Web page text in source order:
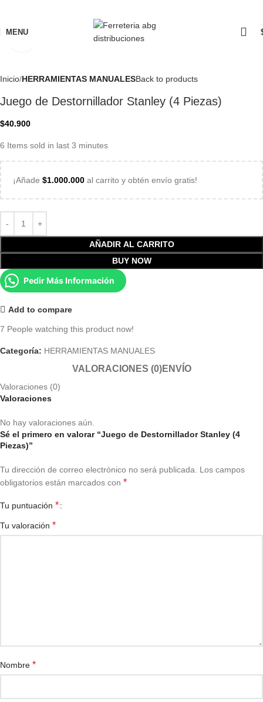
MENU
Inicio HERRAMIENTAS MANUALESBack to products
Juego de Destornillador Stanley (4 Piezas)
$40.900
6 Items sold in last 3 minutes
¡Añade $1.000.000 al carrito y obtén envío gratis!
AÑADIR AL CARRITO
BUY NOW
Pedir Más Información
Add to compare
7 People watching this product now!
Categoría: HERRAMIENTAS MANUALES
VALORACIONES (0)ENVÍO
Valoraciones (0)
Valoraciones
No hay valoraciones aún.
Sé el primero en valorar “Juego de Destornillador Stanley (4
Piezas)”
Tu dirección de correo electrónico no será publicada.
Los campos
obligatorios están marcados con *
Tu puntuación *
Tu valoración *
Nombre *